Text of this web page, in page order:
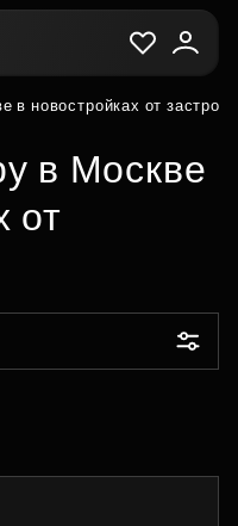
в новостройках от
в Москве
от